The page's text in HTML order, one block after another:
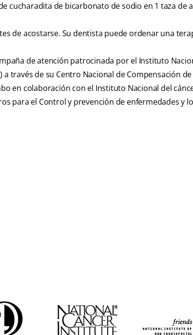
cucharadita de bicarbonato de sodio en 1 taza de
de acostarse. Su dentista puede ordenar una
de atención patrocinada por el Instituto
a través de su Centro Nacional de Compensación
en colaboración con el Instituto Nacional del
para el Control y prevención de enfermedades y